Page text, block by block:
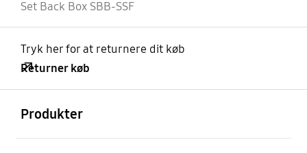
Set Back Box SBB-SSF
Tryk her for at returnere dit køb
Returner køb
Produkter